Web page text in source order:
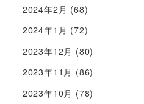
2024年2月 (68)
2024年1月 (72)
2023年12月 (80)
2023年11月 (86)
2023年10月 (78)